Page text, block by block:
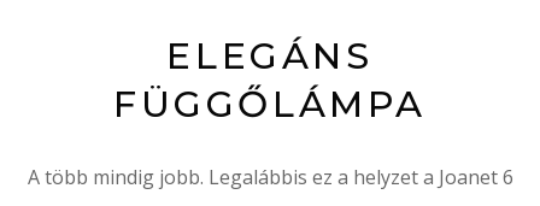
ELEGÁNS
FÜGGŐLÁMPA
A több mindig jobb. Legalábbis ez a helyzet a Joanet 6